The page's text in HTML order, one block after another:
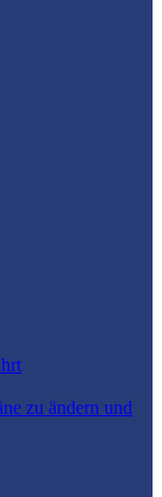
zu ändern und